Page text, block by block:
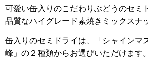
可愛い缶入りのこだわりぶどうのセミ
品質なハイグレード素焼きミックスナ
缶入りのセミドライは、「シャインマ
峰」の２種類からお選びいただけます。